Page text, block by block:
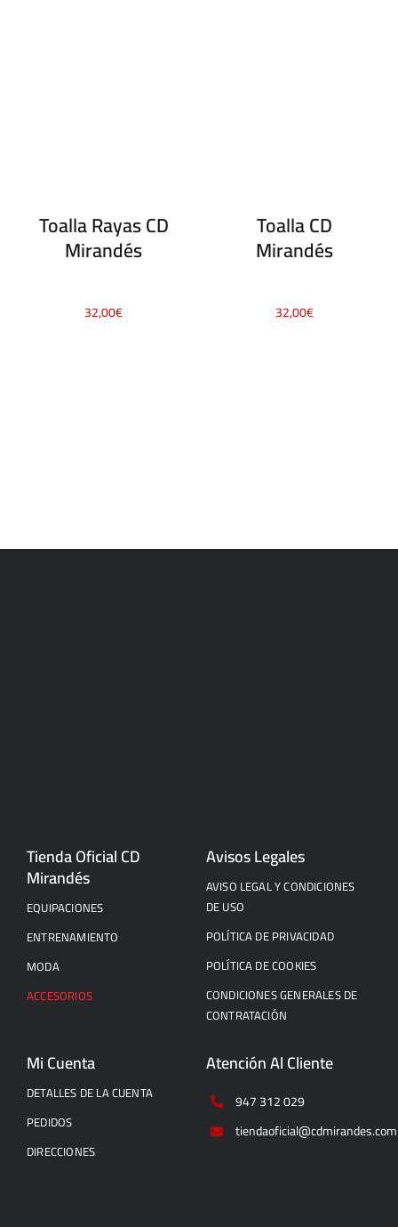
Toalla Rayas CD
Mirandés
32,00€
Toalla CD
Mirandés
32,00€
Tienda Oficial CD
Mirandés
EQUIPACIONES
ENTRENAMIENTO
MODA
ACCESORIOS
Avisos Legales
AVISO LEGAL Y CONDICIONES
DE USO
POLÍTICA DE PRIVACIDAD
POLÍTICA DE COOKIES
CONDICIONES GENERALES DE
CONTRATACIÓN
Mi Cuenta
DETALLES DE LA CUENTA
PEDIDOS
DIRECCIONES
Atención Al Cliente
947 312 029
tiendaoficial@cdmirandes.com